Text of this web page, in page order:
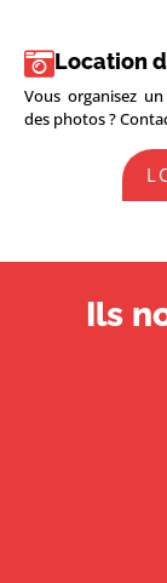
Location
Vous organisez
des photos ?
Ils